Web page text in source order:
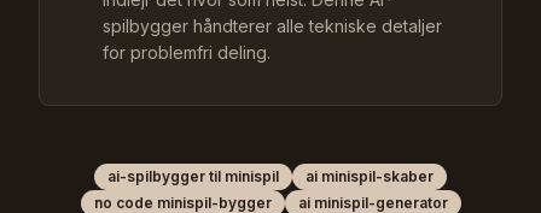
spilbygger håndterer alle tekniske detaljer
for problemfri deling.
ai-spilbygger til minispil
ai minispil-skaber
no code minispil-bygger
ai minispil-generator